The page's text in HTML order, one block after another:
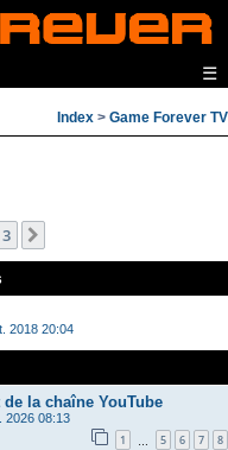
☰
Index > Game Forever TV
3
2018 20:04
la chaîne YouTube
2026 08:13
1 5 6 7 8